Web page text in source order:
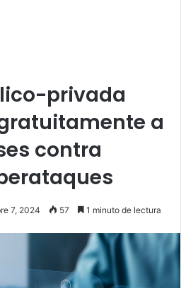
privada
a
contra
7, 2024 57 1 minuto de lectura